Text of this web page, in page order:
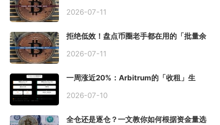
2026-07-11
拒绝低效！盘点币圈老手都在用的「批量余
2026-07-11
一周涨近20%：Arbitrum的「收租」生
2026-07-10
全仓还是逐仓？一文教你如何根据资金量选